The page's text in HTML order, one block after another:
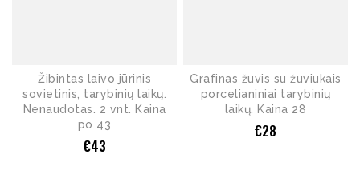
Žibintas laivo jūrinis
sovietinis, tarybinių laikų.
Nenaudotas. 2 vnt. Kaina
po 43
€43
Grafinas žuvis su žuviukais
porcelianiniai tarybinių
laikų. Kaina 28
€28